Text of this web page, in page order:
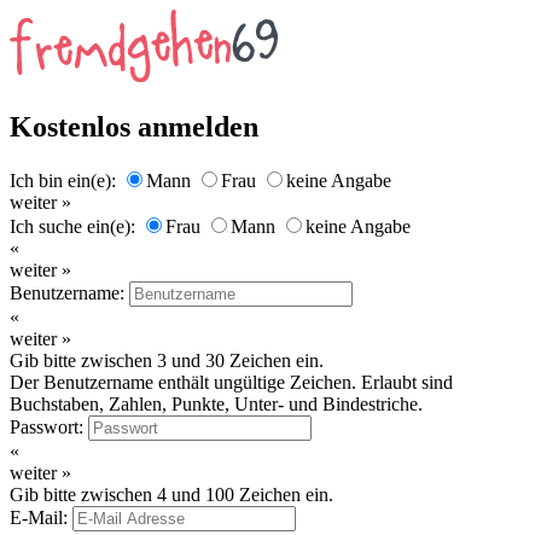
Kostenlos anmelden
Ich bin ein(e): Mann Frau
keine Angabe
weiter »
Ich suche ein(e):
Frau Mann
keine Angabe
«
weiter »
Benutzername:
«
weiter »
Gib bitte zwischen 3 und 30 Zeichen ein.
Der Benutzername enthält ungültige Zeichen. Erlaubt sind
Buchstaben, Zahlen, Punkte, Unter- und Bindestriche.
Passwort:
«
weiter »
Gib bitte zwischen 4 und 100 Zeichen ein.
E-Mail: